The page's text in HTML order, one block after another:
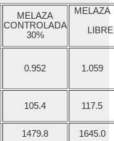
MELAZA
CONTROLADA
30%
MELAZA
LIBRE
0.952 1.059
105.4 117.5
1479.8 1645.0